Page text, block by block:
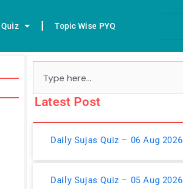
Quiz Topic Wise PYQ
Latest Post
Daily Sujas Quiz – 06 Aug 2026
Daily Sujas Quiz – 05 Aug 2026